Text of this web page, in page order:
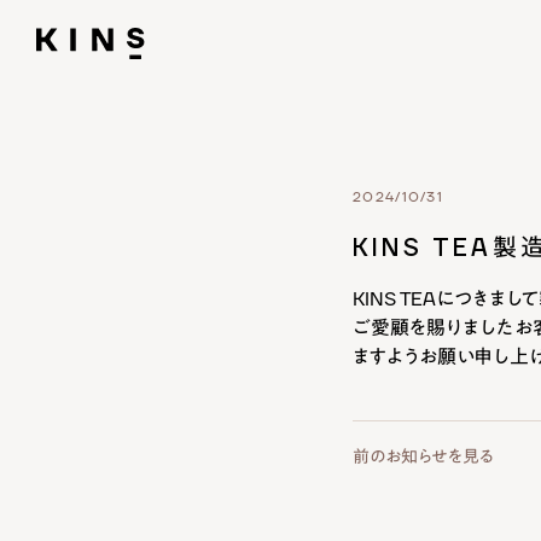
2024/10/31
KINS TEA製造
KINS TEAにつきまし
ご愛顧を賜りましたお
ますようお願い申し上
前のお知らせを見る